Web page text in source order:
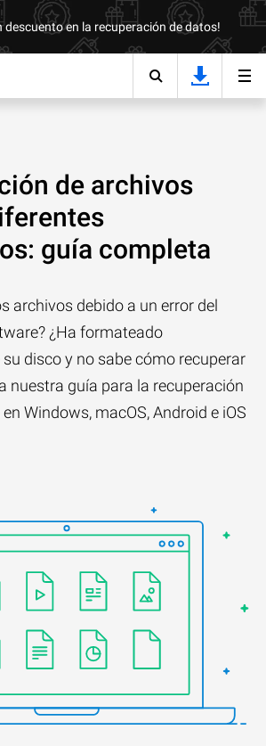
descuento en la recuperación de datos!
de archivos
guía completa
archivos debido a un error del
¿Ha formateado
disco y no sabe cómo recuperar
nuestra guía para la recuperación
Windows, macOS, Android e iOS